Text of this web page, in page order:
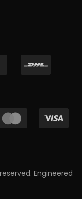
Engineered